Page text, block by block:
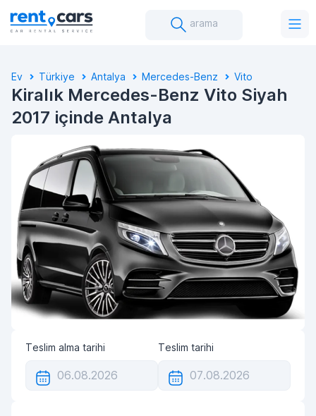
arama
Ev Türkiye Antalya Mercedes-Benz Vito
Kiralık Mercedes-Benz Vito Siyah
2017 içinde Antalya
Teslim alma tarihi Teslim tarihi